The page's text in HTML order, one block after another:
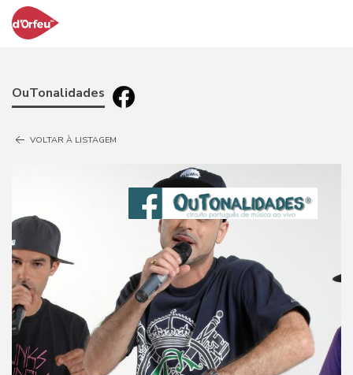
OuTonalidades
VOLTAR À LISTAGEM